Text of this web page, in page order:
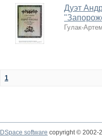
Дуэт
Гулак-
1
DSpace software copyright © 2002-